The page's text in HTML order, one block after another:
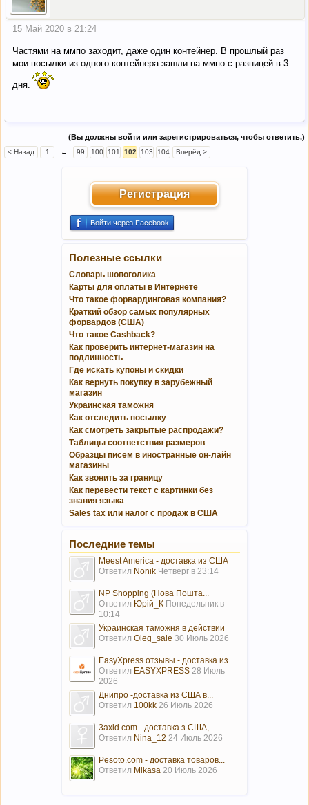
15 Май 2020 в 21:24
Частями на ммпо заходит, даже один контейнер. В прошлый раз
мои посылки из одного контейнера зашли на ммпо с разницей в 3
дня.
(Вы должны войти или зарегистрироваться, чтобы ответить.)
< Назад 1 ← 99 100 101 102 103 104 Вперёд >
Регистрация
Войти через Facebook
Полезные ссылки
Словарь шопоголика
Карты для оплаты в Интернете
Что такое форвардинговая компания?
Краткий обзор самых популярных
форвардов (США)
Что такое Cashback?
Как проверить интернет-магазин на
подлинность
Где искать купоны и скидки
Как вернуть покупку в зарубежный
магазин
Украинская таможня
Как отследить посылку
Как смотреть закрытые распродажи?
Таблицы соответствия размеров
Образцы писем в иностранные он-лайн
магазины
Как звонить за границу
Как перевести текст с картинки без
знания языка
Sales tax или налог с продаж в США
Последние темы
Meest America - доставка из США
Ответил Nonik Четверг в 23:14
NP Shopping (Нова Пошта...
Ответил Юрій_К Понедельник в
10:14
Украинская таможня в действии
Ответил Oleg_sale 30 Июль 2026
EasyXpress отзывы - доставка из...
Ответил EASYXPRESS 28 Июль
2026
Днипро -доставка из США в...
Ответил 100kk 26 Июль 2026
3axid.com - доставка з США,...
Ответил Nina_12 24 Июль 2026
Pesoto.com - доставка товаров...
Ответил Mikasa 20 Июль 2026